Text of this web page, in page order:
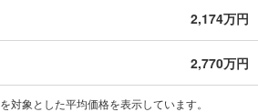
2,174万円
2,770万円
対象とした平均価格を表示しています。